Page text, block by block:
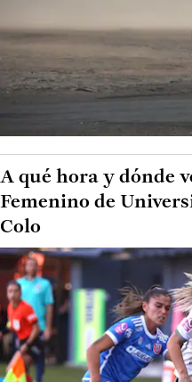
A qué hora y dónde
Femenino de
Colo